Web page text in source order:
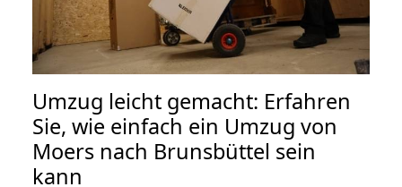
Umzug leicht gemacht: Erfahren
Sie, wie einfach ein Umzug von
Moers nach Brunsbüttel sein
kann